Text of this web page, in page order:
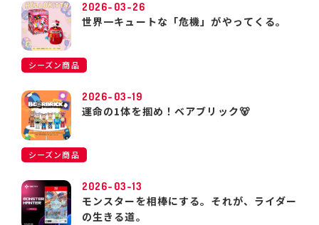
2026-03-26
世界一キュートな「危機」がやってくる。
シーズン商品
2026-03-19
運命の1体を掴め！ベアブリック🐻
シーズン商品
2026-03-13
モンスターを相棒にする。それが、ライダー
の生きる道。